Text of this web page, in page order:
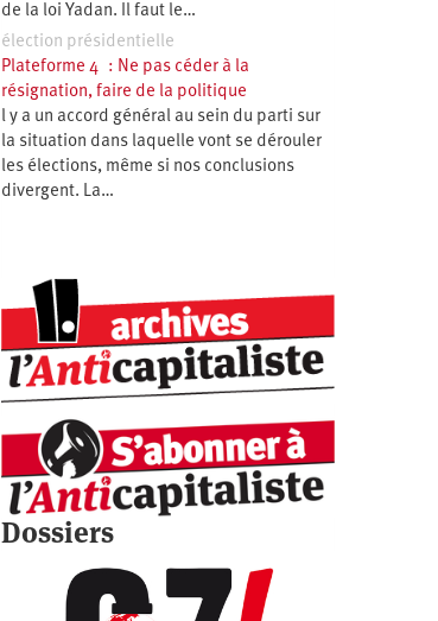
de la loi Yadan. Il faut le…
élection présidentielle
Plateforme 4 : Ne pas céder à la
résignation, faire de la politique
l y a un accord général au sein du parti sur
la situation dans laquelle vont se dérouler
les élections, même si nos conclusions
divergent. La…
Dossiers